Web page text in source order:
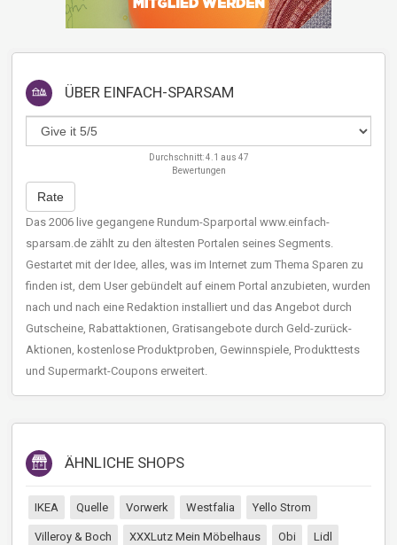
ÜBER EINFACH-SPARSAM
Durchschnitt:4.1 aus 47
Bewertungen
Rate
Das 2006 live gegangene Rundum-Sparportal www.einfach-
sparsam.de zählt zu den ältesten Portalen seines Segments.
Gestartet mit der Idee, alles, was im Internet zum Thema Sparen zu
finden ist, dem User gebündelt auf einem Portal anzubieten, wurden
nach und nach eine Redaktion installiert und das Angebot durch
Gutscheine, Rabattaktionen, Gratisangebote durch Geld-zurück-
Aktionen, kostenlose Produktproben, Gewinnspiele, Produkttests
und Supermarkt-Coupons erweitert.
ÄHNLICHE SHOPS
IKEA Quelle Vorwerk Westfalia Yello Strom
Villeroy & Boch XXXLutz Mein Möbelhaus Obi Lidl